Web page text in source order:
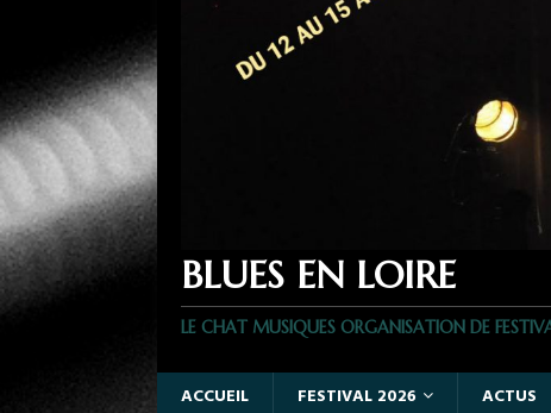
BLUES EN LOIRE
LE CHAT MUSIQUES ORGANISATION DE
ACCUEIL FESTIVAL 2026 ACTUS